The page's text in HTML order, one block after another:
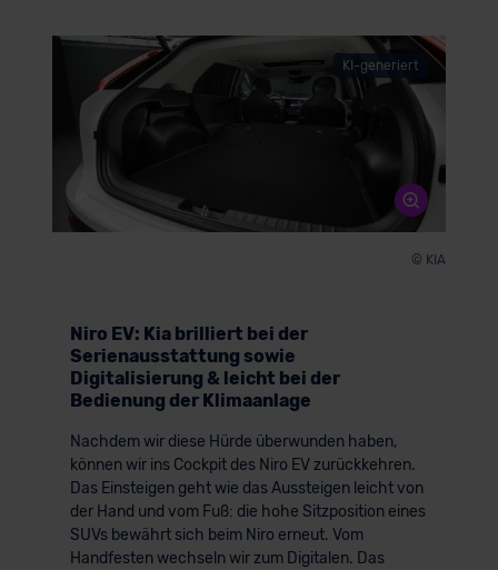
KI-generiert
© KIA
Niro EV: Kia brilliert bei der
Serienausstattung sowie
Digitalisierung & leicht bei der
Bedienung der Klimaanlage
Nachdem wir diese Hürde überwunden haben,
können wir ins Cockpit des Niro EV zurückkehren.
Das Einsteigen geht wie das Aussteigen leicht von
der Hand und vom Fuß: die hohe Sitzposition eines
SUVs bewährt sich beim Niro erneut. Vom
Handfesten wechseln wir zum Digitalen. Das